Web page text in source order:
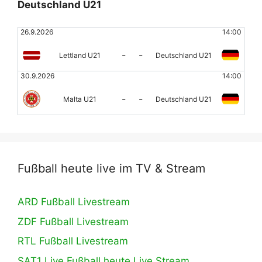
Deutschland U21
26.9.2026 14:00
Lettland U21 - - Deutschland U21
30.9.2026 14:00
Malta U21 - - Deutschland U21
Fußball heute live im TV & Stream
ARD Fußball Livestream
ZDF Fußball Livestream
RTL Fußball Livestream